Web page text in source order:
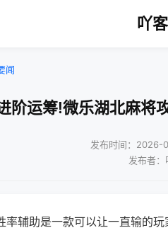
吖
闻
阶运筹!微乐湖北麻将
发布时间：2026-
发布者：
率辅助是一款可以让一直输的